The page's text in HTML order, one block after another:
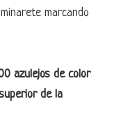
marcando
azulejos de color
de la